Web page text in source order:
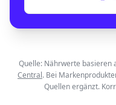
Quelle: Nährwerte basieren
Central. Bei
Quellen ergänzt.